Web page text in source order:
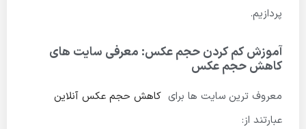
پردازیم.
آموزش کم کردن حجم عکس: معرفی سایت های
کاهش حجم عکس
معروف ترین سایت ها برای کاهش حجم عکس آنلاین
عبارتند از: